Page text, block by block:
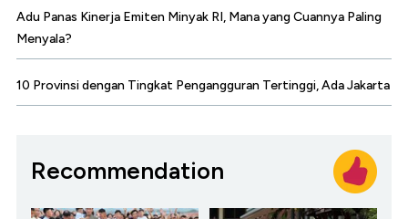
Adu Panas Kinerja Emiten Minyak RI, Mana yang Cuannya Paling
Menyala?
10 Provinsi dengan Tingkat Pengangguran Tertinggi, Ada Jakarta
Recommendation